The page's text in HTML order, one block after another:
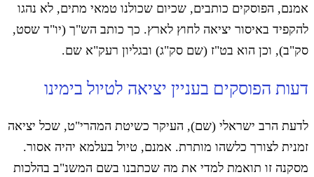
אמנם, הפוסקים כותבים, שכיום שכולנו טמאי מתים, לא נהגו
להקפיד באיסור יציאה לחוץ לארץ. כך כותב הש"ך (יו"ד שסט,
סק"ב), וכן הוא בט"ז (שם סק"ג) ובגליון רעק"א שם.
דעות הפוסקים בעניין יציאה לטיול בימינו
לדעת הרב ישראלי (שם), העיקר כשיטת המהרי"ט, שכל יציאה
זמנית לצורך כלשהו מותרת. אמנם, טיול בעלמא יהיה אסור.
מסקנה זו תואמת למדי את מה שכתבנו בשם המשנ"ב בהלכות